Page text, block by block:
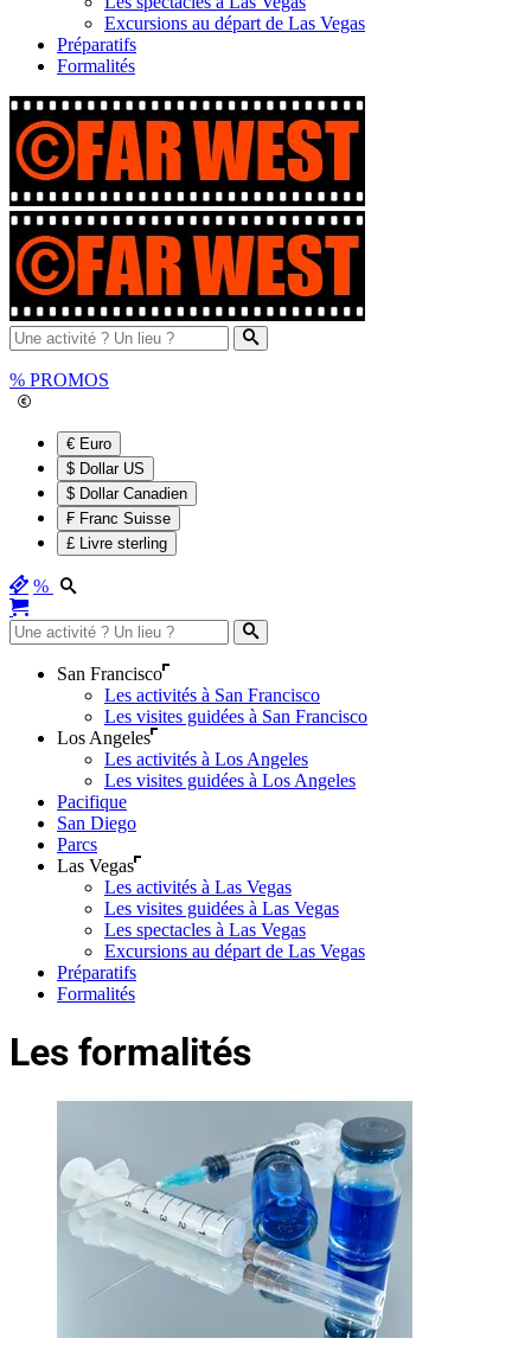
Excursions au départ de Las Vegas
Préparatifs
Formalités
% PROMOS
€ Euro
$ Dollar US
$ Dollar Canadien
₣ Franc Suisse
£ Livre sterling
%
San Francisco
Les activités à San Francisco
Les visites guidées à San Francisco
Los Angeles
Les activités à Los Angeles
Les visites guidées à Los Angeles
Pacifique
San Diego
Parcs
Las Vegas
Les activités à Las Vegas
Les visites guidées à Las Vegas
Les spectacles à Las Vegas
Excursions au départ de Las Vegas
Préparatifs
Formalités
Les formalités